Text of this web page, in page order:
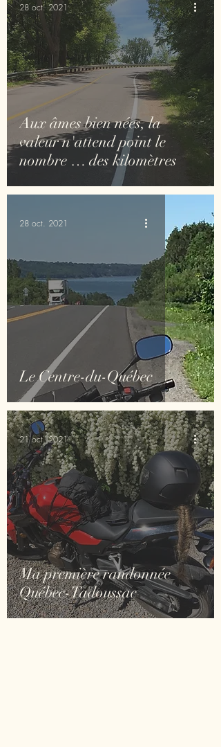
Aux âmes bien nées, la
valeur n'attend point le
nombre … des kilomètres
28 oct. 2021
Le Centre-du-Québec
28 oct. 2021
Ma première randonnée
Québec-Tadoussac
21 oct. 2021